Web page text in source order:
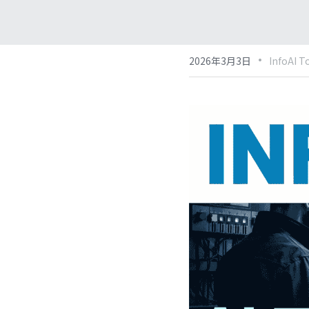
2026年3月3日 · InfoAI